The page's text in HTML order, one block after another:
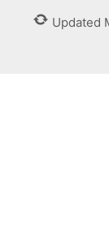
Updated